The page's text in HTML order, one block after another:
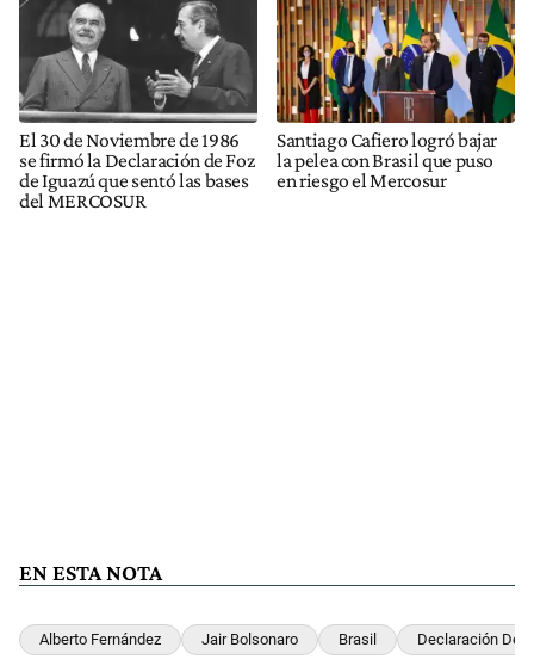
El 30 de Noviembre de 1986
se firmó la Declaración de Foz
de Iguazú que sentó las bases
del MERCOSUR
Santiago Cafiero logró bajar
la pelea con Brasil que puso
en riesgo el Mercosur
EN ESTA NOTA
Alberto Fernández Jair Bolsonaro Brasil Declaración De